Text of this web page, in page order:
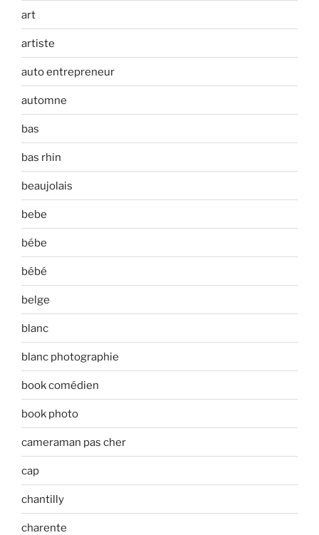
art
artiste
auto entrepreneur
automne
bas
bas rhin
beaujolais
bebe
bébe
bébé
belge
blanc
blanc photographie
book comédien
book photo
cameraman pas cher
cap
chantilly
charente